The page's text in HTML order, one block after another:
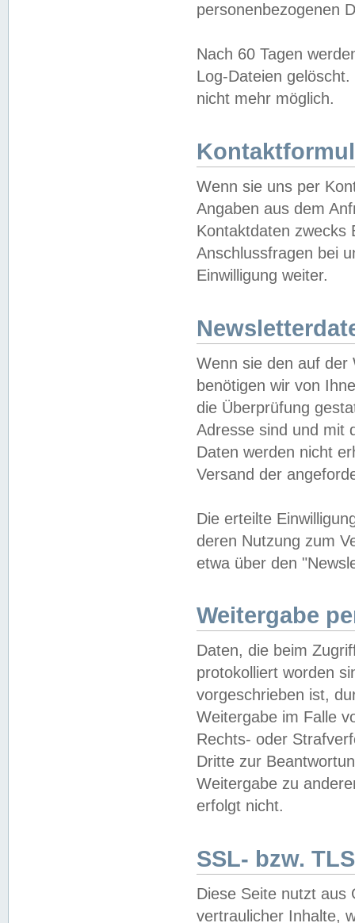
personenbezogenen
Nach 60 Tagen
Log-Dateien
nicht mehr möglich.
Wenn sie uns per
Angaben aus dem
Kontaktdaten zwecks
Anschlussfragen bei
Einwilligung weiter.
Wenn sie den auf der
benötigen wir von
die Überprüfung
Adresse sind und mit
Daten werden nicht
Versand der
Die erteilte
deren Nutzung zum
etwa über den
Weitergabe
Daten, die beim
protokolliert worden
vorgeschrieben ist,
Weitergabe im Falle
Rechts- oder
Dritte zur
Weitergabe zu
erfolgt nicht.
SSL- bzw.
Diese Seite nutzt aus
vertraulicher Inhalte,